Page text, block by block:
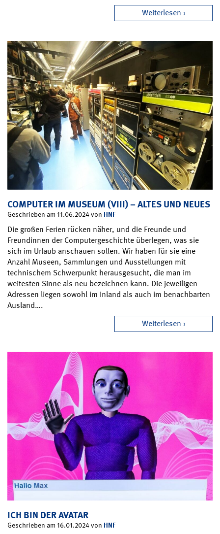
Weiterlesen
COMPUTER IM MUSEUM (VIII) – ALTES UND NEUES
Geschrieben am 11.06.2024 von HNF
Die großen Ferien rücken näher, und die Freunde und
Freundinnen der Computergeschichte überlegen, was sie
sich im Urlaub anschauen sollen. Wir haben für sie eine
Anzahl Museen, Sammlungen und Ausstellungen mit
technischem Schwerpunkt herausgesucht, die man im
weitesten Sinne als neu bezeichnen kann. Die jeweiligen
Adressen liegen sowohl im Inland als auch im benachbarten
Ausland….
Weiterlesen
ICH BIN DER AVATAR
Geschrieben am 16.01.2024 von HNF